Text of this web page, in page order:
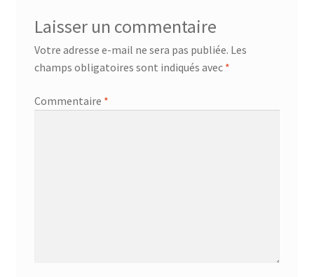
Laisser un commentaire
Votre adresse e-mail ne sera pas publiée. Les
champs obligatoires sont indiqués avec *
Commentaire *